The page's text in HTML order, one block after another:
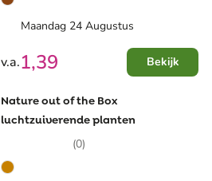
Maandag 24 Augustus
v.a.1,39 Bekijk
Nature out of the Box
luchtzuiverende planten
(0)